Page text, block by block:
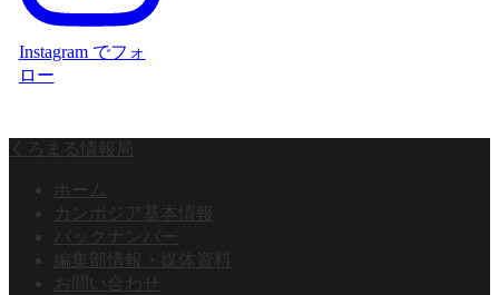
Instagram でフォ
ロー
くろまる情報局
ホーム
カンボジア基本情報
バックナンバー
編集部情報・媒体資料
お問い合わせ